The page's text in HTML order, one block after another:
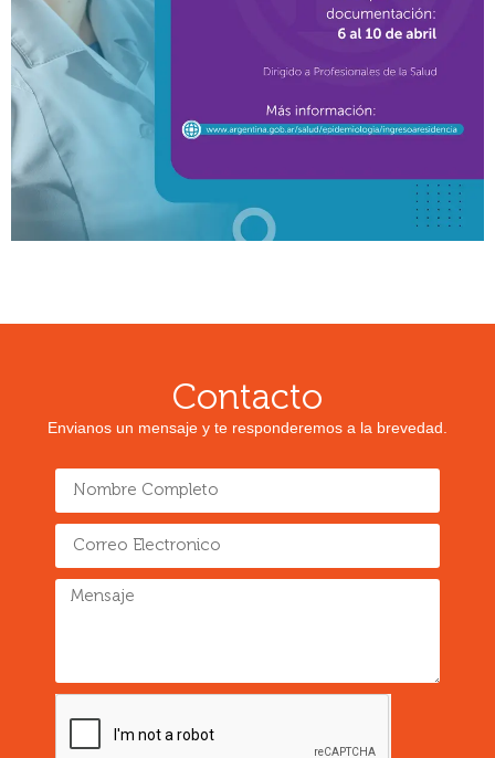
Contacto
Envianos un mensaje y te responderemos a la brevedad.